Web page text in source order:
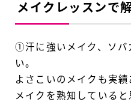
メイクレッスンで
①汗に強いメイク、ソバ
い。
よさこいのメイクも実
メイクを熟知していると